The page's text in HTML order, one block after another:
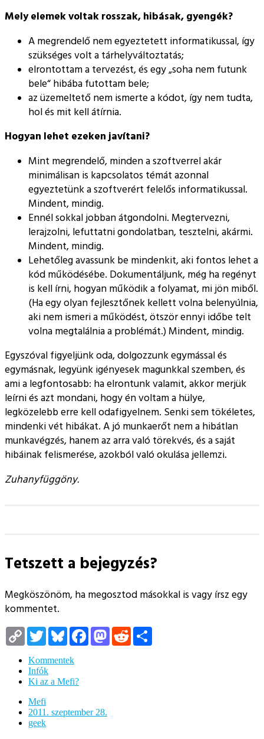
Mely elemek voltak rosszak, hibásak, gyengék?
A megrendelő nem egyeztetett informatikussal, így
szükséges volt a tárhelyváltoztatás;
elrontottam a tervezést, és egy soha nem futunk
bele hibába futottam bele;
az üzemeltető nem ismerte a kódot, így nem tudta,
hol és mit kell átírnia.
Hogyan lehet ezeken javítani?
Mint megrendelő, minden a szoftverrel akár
minimálisan is kapcsolatos témát azonnal
egyeztetünk a szoftverért felelős informatikussal.
Mindent, mindig.
Ennél sokkal jobban átgondolni. Megtervezni,
lerajzolni, lefuttatni gondolatban, tesztelni, akármi.
Mindent, mindig.
Lehetőleg avassunk be mindenkit, aki fontos lehet a
kód működésébe. Dokumentáljunk, még ha regényt
is kell írni, hogyan működik a folyamat, mi jön miből.
(Ha egy olyan fejlesztőnek kellett volna belenyúlnia,
aki nem ismeri a működést, ötször ennyi időbe telt
volna megtalálnia a problémát.) Mindent, mindig.
Egyszóval figyeljünk oda, dolgozzunk egymással és
egymásnak, legyünk igényesek magunkkal szemben, és
ami a legfontosabb: ha elrontunk valamit, akkor merjük
leírni és azt mondani, hogy én voltam a hülye,
legközelebb erre kell odafigyelnem. Senki sem tökéletes,
mindenki vét hibákat. A jó munkaerőt nem a hibátlan
munkavégzés, hanem az arra való törekvés, és a saját
hibáinak felismerése, azokból való okulása jellemzi.
Zuhanyfüggöny.
Tetszett a bejegyzés?
Megköszönöm, ha megosztod másokkal is vagy írsz egy
kommentet.
Copy
Link
TwitterBlueskyFacebookMastodon
Reddit
Kommentek
Infók
Ki az a Mefi?
Mefi
2011. szeptember 28.
geek